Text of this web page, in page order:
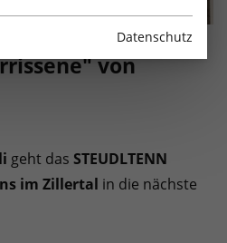
von
geht das STEUDLTENN
im Zillertal in die nächste
Datenschutz